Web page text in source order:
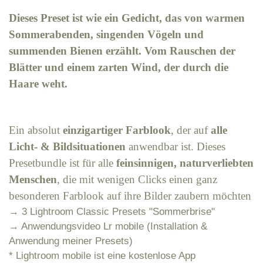
﻿Dieses Preset ist wie ein Gedicht, das von warmen
Sommerabenden, singenden Vögeln und
summenden Bienen erzählt. Vom Rauschen der
Blätter und einem zarten Wind, der durch die
Haare weht.
Ein absolut einzigartiger Farblook, der auf alle
Licht- & Bildsituationen anwendbar ist. Dieses
Presetbundle ist für alle feinsinnigen, naturverliebten
Menschen, die mit wenigen Clicks einen ganz
besonderen Farblook auf ihre Bilder zaubern möchten
→ 3 Lightroom Classic Presets "Sommerbrise"
→ Anwendungsvideo Lr mobile (Installation &
Anwendung meiner Presets)
* Lightroom mobile ist eine kostenlose App